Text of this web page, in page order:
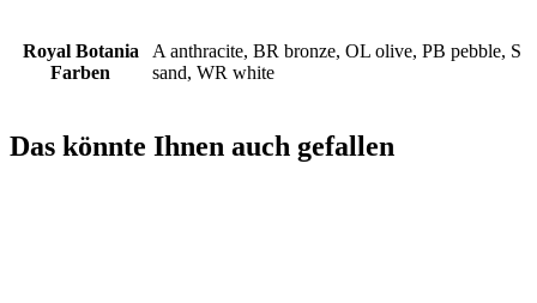
Royal Botania
Farben
A anthracite, BR bronze, OL olive, PB pebble, S
sand, WR white
Das könnte Ihnen auch gefallen